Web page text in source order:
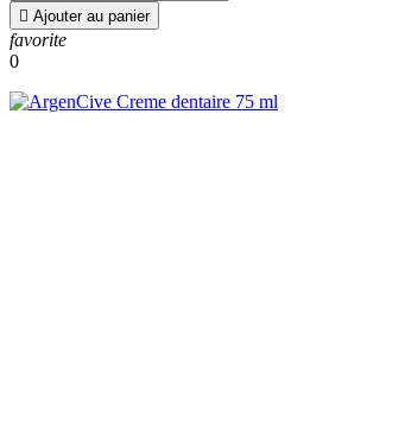
 Ajouter au panier
favorite
0